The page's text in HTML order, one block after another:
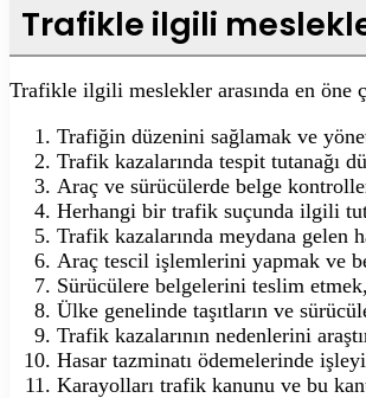
Trafikle ilgili
Trafikle ilgili meslekler arasında en
Trafiğin düzenini sağlamak ve
Trafik kazalarında tespit tutanağı
Araç ve sürücülerde belge
Herhangi bir trafik suçunda ilgili
Trafik kazalarında meydana gelen
Araç tescil işlemlerini yapmak ve
Sürücülere belgelerini teslim etmek,
Ülke genelinde taşıtların ve
Trafik kazalarının nedenlerini
Hasar tazminatı ödemelerinde
Karayolları trafik kanunu ve bu